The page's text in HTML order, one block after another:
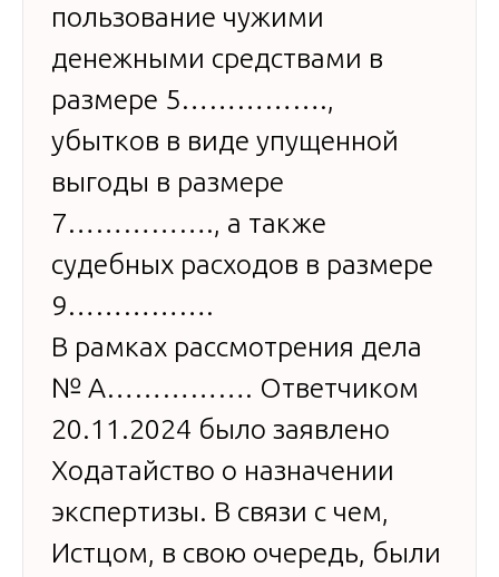
пользование чужими
денежными средствами в
размере 5…………….,
убытков в виде упущенной
выгоды в размере
7……………., а также
судебных расходов в размере
9…………….
В рамках рассмотрения дела
№ А……………. Ответчиком
20.11.2024 было заявлено
Ходатайство о назначении
экспертизы. В связи с чем,
Истцом, в свою очередь, были